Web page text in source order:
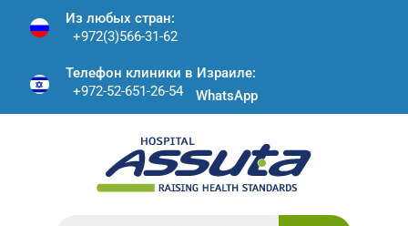
Из любых стран:
+972(3)566-31-62
Телефон клиники в Израиле:
+972-52-651-26-54
WhatsApp